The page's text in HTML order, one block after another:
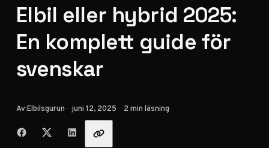
Elbil eller hybrid 2025:
En komplett guide för
svenskar
Av:Elbilsgurun Publicerad
juni 12, 2025 2 min läsning
Dela med vänner